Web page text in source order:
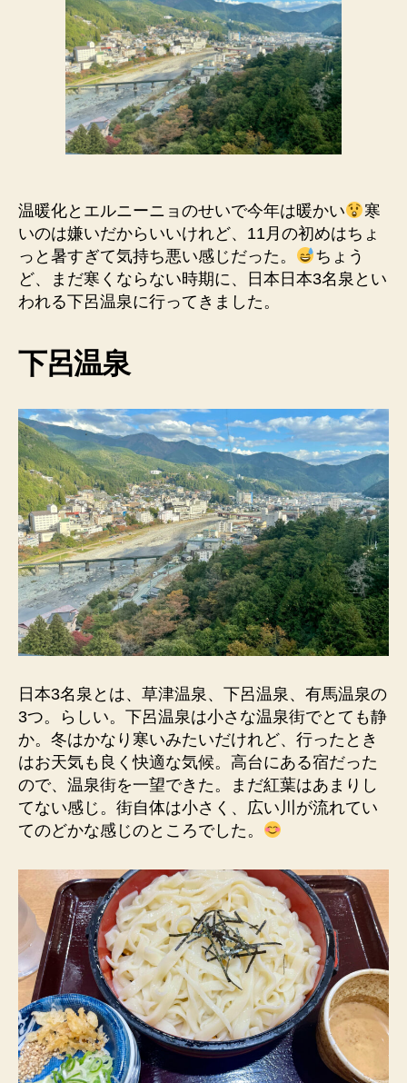
の
1
つ
に
行
っ
て
き
月
の
ス
ケ
ジ
ュ
温暖化とエルニーニョのせいで今年は暖かい
寒
いのは嫌いだからいいけれど、11月の初めはちょ
っと暑すぎて気持ち悪い感じだった。
ちょう
ど、まだ寒くならない時期に、日本日本3名泉とい
われる下呂温泉に行ってきました。
下呂温泉
日本3名泉とは、草津温泉、下呂温泉、有馬温泉の
3つ。らしい。下呂温泉は小さな温泉街でとても静
か。冬はかなり寒いみたいだけれど、行ったとき
はお天気も良く快適な気候。高台にある宿だった
ので、温泉街を一望できた。まだ紅葉はあまりし
てない感じ。街自体は小さく、広い川が流れてい
てのどかな感じのところでした。